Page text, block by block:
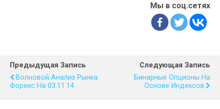
Мы в соц.сетях
Предыдущая Запись
Волновой Анализ Рынка
Форекс На 03.11.14
Следующая Запись
Бинарные Опционы На
Основе Индексов